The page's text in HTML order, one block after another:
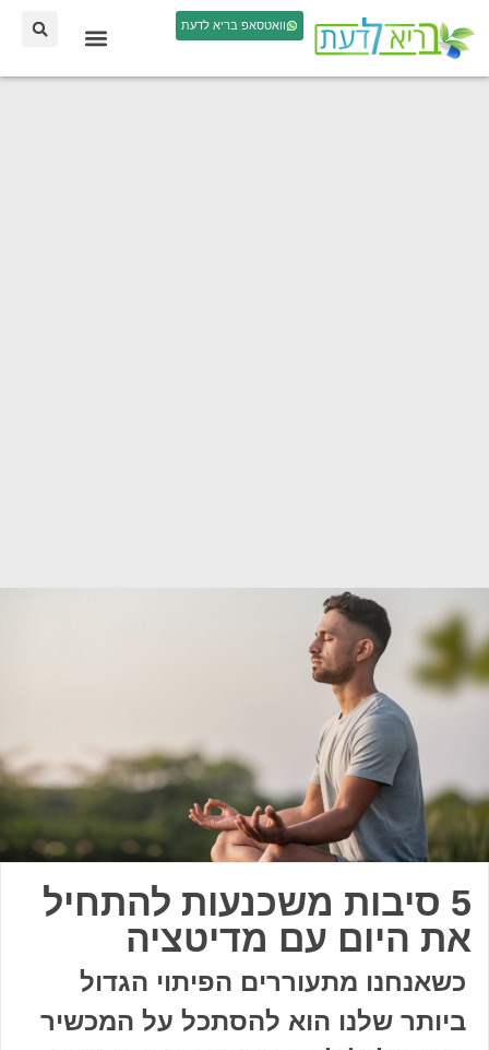
וואטסאפ בריא לדעת
5 סיבות משכנעות להתחיל
את היום עם מדיטציה
כשאנחנו מתעוררים הפיתוי הגדול
ביותר שלנו הוא להסתכל על המכשיר